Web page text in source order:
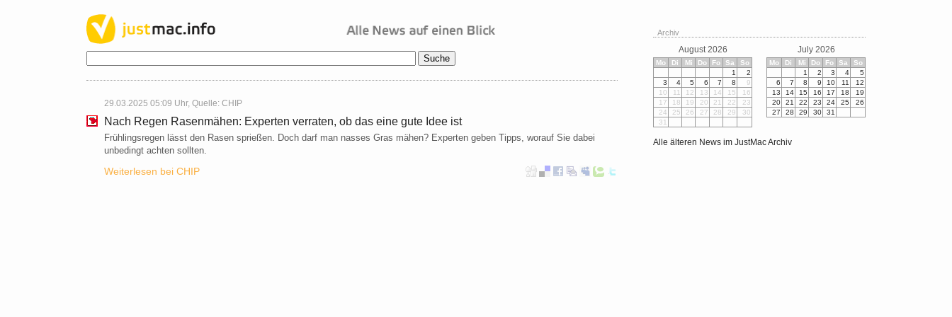
29.03.2025 05:09 Uhr, Quelle: CHIP
Nach Regen Rasenmähen: Experten verraten, ob das eine gute Idee ist
Frühlingsregen lässt den Rasen sprießen. Doch darf man nasses Gras mähen? Experten geben Tipps, worauf Sie dabei
unbedingt achten sollten.
Weiterlesen bei CHIP
Archiv
August 2026
Mo Di Mi Do Fo Sa
So
1
2
3
4 5 6 7 8
9
10
11 12 13 14 15
16
17
18 19 20 21 22
23
24
25 26 27 28 29
30
31
July 2026
Mo Di Mi Do Fo Sa
So
1
2 3 4
5
6
7 8 9 10 11
12
13
14 15 16 17 18
19
20
21 22 23 24 25
26
27
28 29 30 31
Alle älteren News im JustMac Archiv